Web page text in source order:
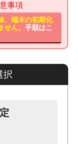
事項
、端末の初期化
せん。手順はこ
択